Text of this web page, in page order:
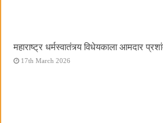
महाराष्ट्र धर्मस्वातंत्र्य विधेयकाला आमदार
17th March 2026